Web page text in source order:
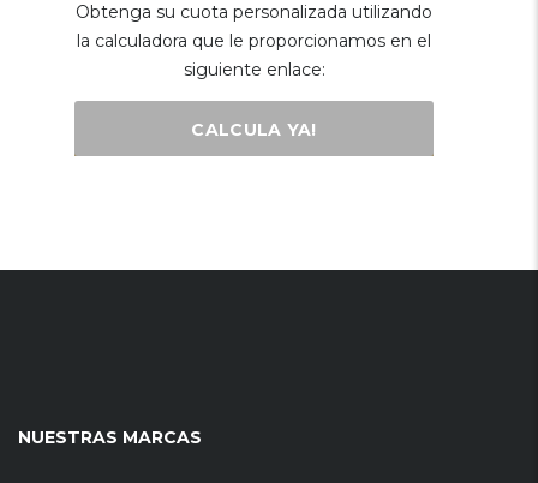
Obtenga su cuota personalizada utilizando
la calculadora que le proporcionamos en el
siguiente enlace:
CALCULA YA!
NUESTRAS MARCAS